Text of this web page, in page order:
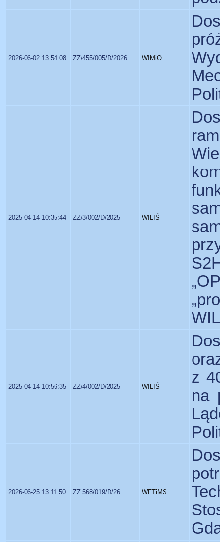
2026-06-02 13:54:08 ZZ/455/005/D/2026 WIMiO
2025-04-14 10:35:44 ZZ/3/002/D/2025 WILIŚ
2025-04-14 10:56:35 ZZ/4/002/D/2025 WILIŚ
z
na
2026-06-25 13:11:50 ZZ 568/019/D/26 WFTiMS